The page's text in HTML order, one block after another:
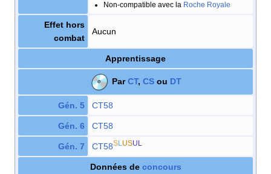
Non-compatible avec la Roche Royale
Effet hors
combat
Aucun
Apprentissage
ParCT, CSou DT
Gén. 5 CT58
Gén. 6 CT58
Gén. 7 CT58S USUL
Données de concours